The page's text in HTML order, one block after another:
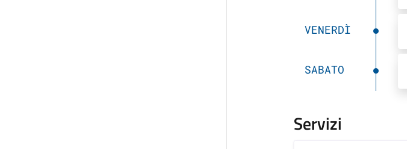
VENERDÌ
SABATO
Servizi